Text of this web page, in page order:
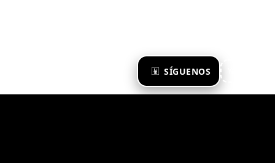
SÍGUENOS